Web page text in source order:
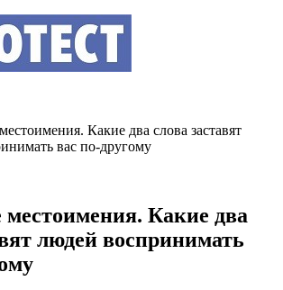
Какие два слова заставят
вас по-другому
Какие два
людей воспринимать